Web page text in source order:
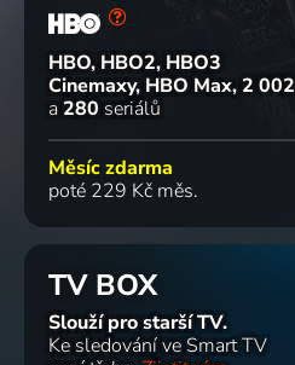
HBO, HBO2, HBO3
Cinemaxy, HBO Max 2 002
a 280 seriálů
Měsíc zdarma
poté 229 Kč měs.
TV BOX
Slouží pro starší TV.
Ke sledování ve Smart TV